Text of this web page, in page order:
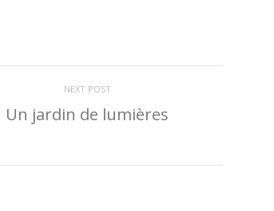
NEXT POST
Un jardin de lumières